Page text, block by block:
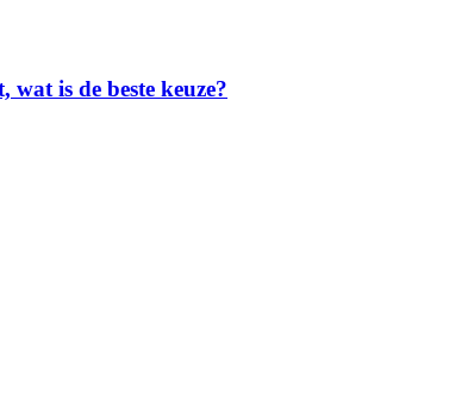
is de beste keuze?